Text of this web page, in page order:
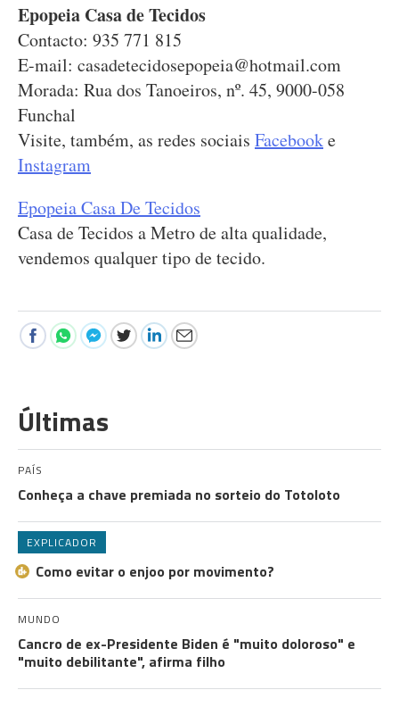
Epopeia Casa de Tecidos
Contacto: 935 771 815
E-mail: casadetecidosepopeia@hotmail.com
Morada: Rua dos Tanoeiros, nº. 45, 9000-058
Funchal
Visite, também, as redes sociais Facebooke
Instagram
Epopeia Casa De Tecidos
Casa de Tecidos a Metro de alta qualidade,
vendemos qualquer tipo de tecido.
Últimas
PAÍS
Conheça a chave premiada no sorteio do Totoloto
EXPLICADOR
Como evitar o enjoo por movimento?
MUNDO
Cancro de ex-Presidente Biden é "muito doloroso" e
"muito debilitante", afirma filho